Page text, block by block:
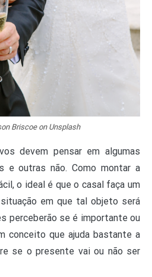
Briscoe on Unsplash
devem pensar em algumas
e outras não. Como montar a
o ideal é que o casal faça um
em que tal objeto será
perceberão se é importante ou
conceito que ajuda bastante a
se o presente vai ou não ser